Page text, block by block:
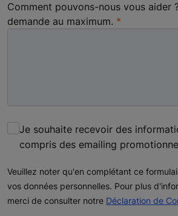
Comment pouvons-nous vous aider
demande au maximum.
Je souhaite recevoir des
compris des emailing
Veuillez noter qu'en complétant ce
vos données personnelles. Pour plus
merci de consulter notre Déclaration de